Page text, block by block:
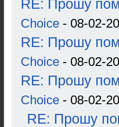
RE: Прошу
Choice - 08-02-
RE: Прошу
Choice - 08-02-
RE: Прошу
Choice - 08-02-
RE: Прошу